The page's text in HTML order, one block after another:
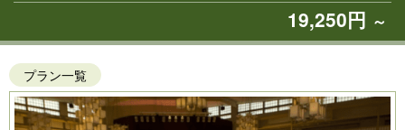
19,250円 ～
プラン一覧